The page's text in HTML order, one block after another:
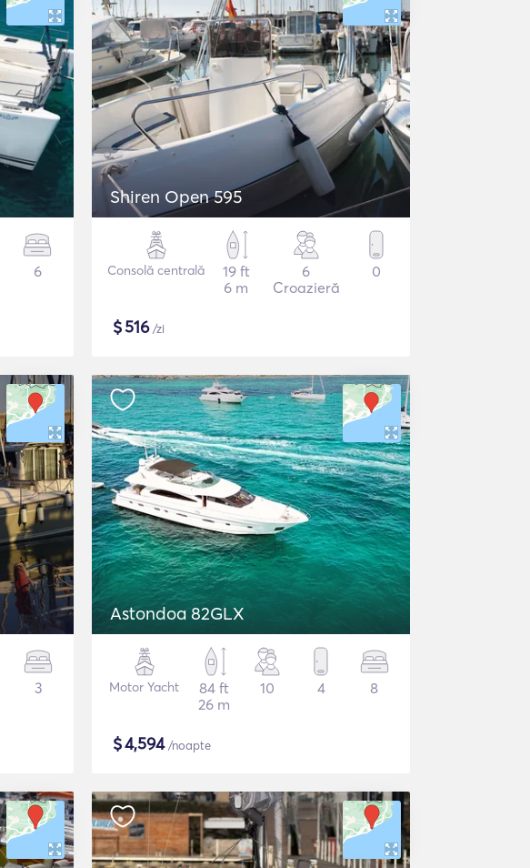
6
Shiren Open 595
Consolă centrală
19 ft
6 m
6
Croazieră
0
$516/zi
3
Astondoa 82GLX
Motor Yacht
84 ft
26 m
10 4 8
$4,594/noapte